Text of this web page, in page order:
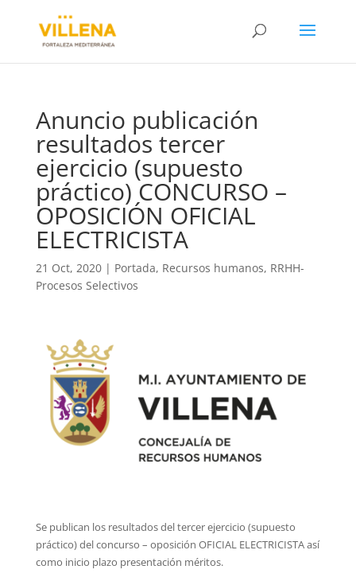
Anuncio publicación
resultados tercer
ejercicio (supuesto
práctico) CONCURSO –
OPOSICIÓN OFICIAL
ELECTRICISTA
21 Oct, 2020| Portada, Recursos humanos, RRHH-
Procesos Selectivos
Se publican los resultados del tercer ejercicio (supuesto
práctico) del concurso – oposición OFICIAL ELECTRICISTA así
como inicio plazo presentación méritos.